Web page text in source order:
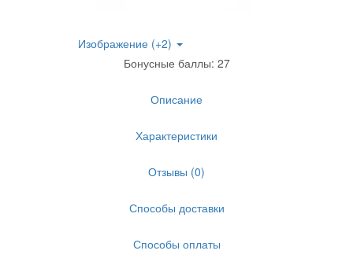
Изображение (+2)
Бонусные баллы: 27
Описание
Характеристики
Отзывы (0)
Способы доставки
Способы оплаты